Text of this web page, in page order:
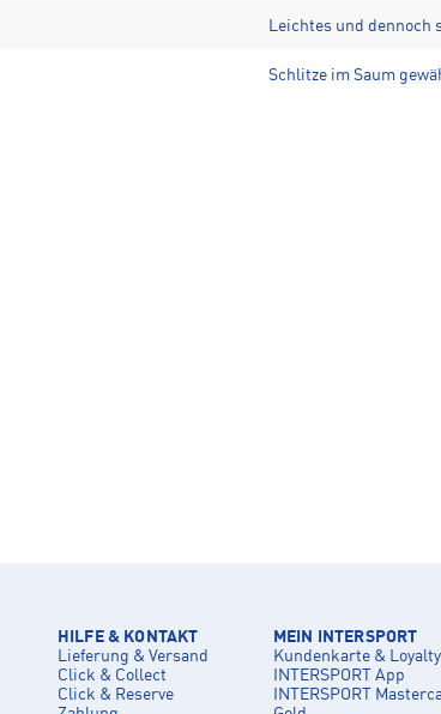
Leichtes und dennoch
Schlitze im Saum
HILFE & KONTAKT
Lieferung & Versand
Click & Collect
Click & Reserve
MEIN INTERSPORT
Kundenkarte & Loyalty
INTERSPORT App
INTERSPORT